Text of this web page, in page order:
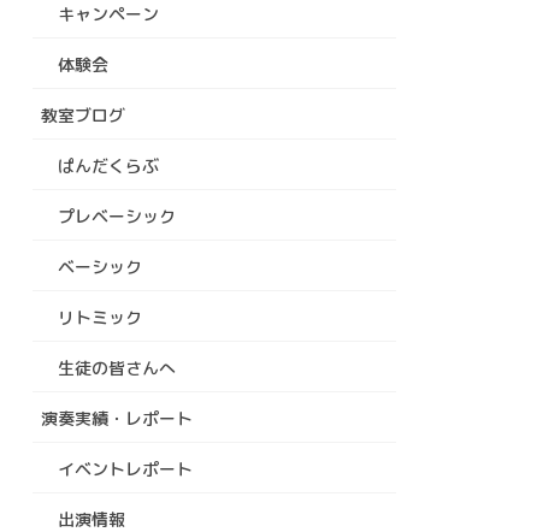
キャンペーン
体験会
教室ブログ
ぱんだくらぶ
プレベーシック
ベーシック
リトミック
生徒の皆さんへ
演奏実績・レポート
イベントレポート
出演情報